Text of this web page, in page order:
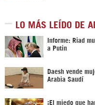
LO MÁS LEÍDO DE
Informe: Riad
a Putin
Daesh vende
Arabia Saudí
¡El miedo que